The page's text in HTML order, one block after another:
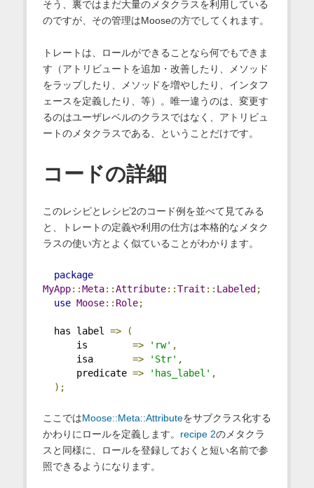
そう、裏ではまだ大量のメタクラスを利用している
のですが、その管理はMooseの方でしてくれます。
トレートは、ロールができることなら何でもできま
す（アトリビュートを追加・改善したり、メソッド
をラップしたり、メソッドを増やしたり、インタフ
ェースを定義したり、等）。唯一違うのは、変更す
るのはユーザレベルのクラスではなく、アトリビュ
ートのメタクラスである、ということだけです。
コードの詳細
このレシピとレシピ2のコード例を並べて見てみる
と、トレートの定義や利用の仕方は本格的なメタク
ラスの使い方とよく似ていることがわかります。
package
MyApp::Meta::Attribute::Trait :: Labeled ;
use Moose:: Role;
has label =>
(
is => 'rw' ,
isa => 'Str' ,
predicate => 'has_label' ,
);
ここではMoose::Meta::Attributeをサブクラス化する
かわりにロールを定義します。 recipe 2のメタクラ
スと同様に、ロールを登録しておくと短い名前で参
照できるようになります。